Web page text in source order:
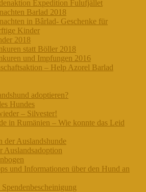
Expedition Fulufjället
Barlad 2018
in Bârlad- Geschenke für
Kinder
2018
statt Böller 2018
und Impfungen 2016
– Help Azorel Barlad
adoptieren?
Hundes
– Silvester!
in Rumänien – Wie konnte das Leid
der Auslandshunde
Auslandsadoption
und Informationen über den Hund an